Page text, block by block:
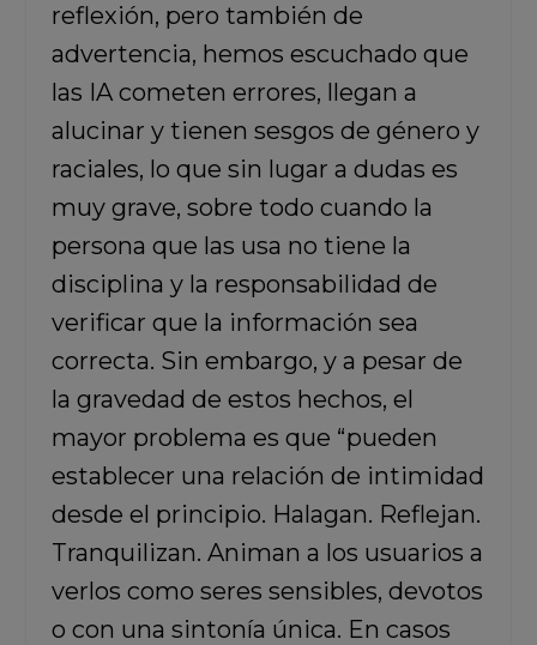
reflexión, pero también de
advertencia, hemos escuchado que
las IA cometen errores, llegan a
alucinar y tienen sesgos de género y
raciales, lo que sin lugar a dudas es
muy grave, sobre todo cuando la
persona que las usa no tiene la
disciplina y la responsabilidad de
verificar que la información sea
correcta. Sin embargo, y a pesar de
la gravedad de estos hechos, el
mayor problema es que “pueden
establecer una relación de intimidad
desde el principio. Halagan. Reflejan.
Tranquilizan. Animan a los usuarios a
verlos como seres sensibles, devotos
o con una sintonía única. En casos